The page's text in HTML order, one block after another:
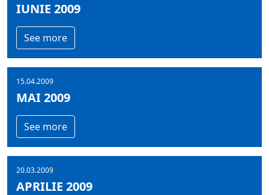
IUNIE 2009
See more
15.04.2009
MAI 2009
See more
20.03.2009
APRILIE 2009